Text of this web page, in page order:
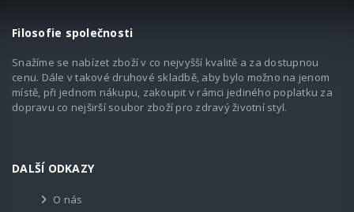
Filosofie společnosti
Snažíme se nabízet zboží v co nejvyšší kvalitě a za dostupnou
cenu. Dále v takové druhové skladbě, aby bylo možno na jenom
místě, při jednom nákupu, zakoupit v rámci jediného poplatku za
dopravu co nejširší soubor zboží pro zdravý životní styl.
DALŠÍ ODKAZY
O nás